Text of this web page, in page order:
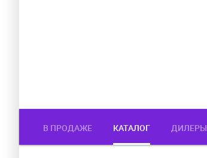
В ПРОДАЖЕ КАТАЛОГ ДИЛЕРЫ